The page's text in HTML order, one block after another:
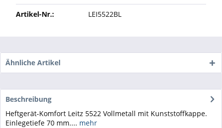
Artikel-Nr.: LEI5522BL
Ähnliche Artikel
Beschreibung
Heftgerät-Komfort Leitz 5522 Vollmetall mit Kunststoffkappe.
Einlegetiefe 70 mm.... mehr